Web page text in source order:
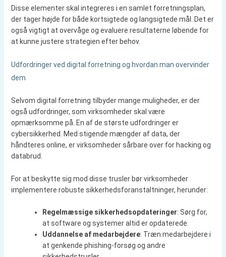
Disse elementer skal integreres i en samlet forretningsplan,
der tager højde for både kortsigtede og langsigtede mål. Det er
også vigtigt at overvåge og evaluere resultaterne løbende for
at kunne justere strategien efter behov.
Udfordringer ved digital forretning og hvordan man overvinder
dem
Selvom digital forretning tilbyder mange muligheder, er der
også udfordringer, som virksomheder skal være
opmærksomme på. En af de største udfordringer er
cybersikkerhed. Med stigende mængder af data, der
håndteres online, er virksomheder sårbare over for hacking og
databrud.
For at beskytte sig mod disse trusler bør virksomheder
implementere robuste sikkerhedsforanstaltninger, herunder:
Regelmæssige sikkerhedsopdateringer: Sørg for,
at software og systemer altid er opdaterede.
Uddannelse af medarbejdere: Træn medarbejdere i
at genkende phishing-forsøg og andre